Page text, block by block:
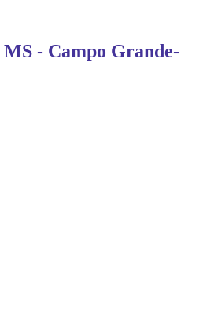
- Campo Grande-